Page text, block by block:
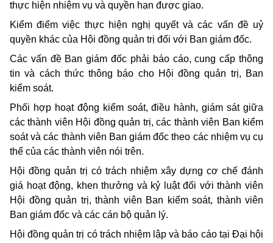
thực hiện nhiệm vụ và quyền hạn được giao.
Kiểm điểm việc thực hiện nghị quyết và các vấn đề uỷ
quyền khác của Hội đồng quản trị đối với Ban giám đốc.
Các vấn đề Ban giám đốc phải báo cáo, cung cấp thông
tin và cách thức thông báo cho Hội đồng quản trị, Ban
kiểm soát.
Phối hợp hoạt động kiểm soát, điều hành, giám sát giữa
các thành viên Hội đồng quản trị, các thành viên Ban kiểm
soát và các thành viên Ban giám đốc theo các nhiệm vụ cụ
thể của các thành viên nói trên.
Hội đồng quản trị có trách nhiệm xây dựng cơ chế đánh
giá hoạt động, khen thưởng và kỷ luật đối với thành viên
Hội đồng quản trị, thành viên Ban kiểm soát, thành viên
Ban giám đốc và các cán bộ quản lý.
Hội đồng quản trị có trách nhiệm lập và báo cáo tại Đại hội